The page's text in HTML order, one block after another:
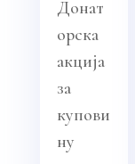
Донат
орска
акција
за
купови
ну